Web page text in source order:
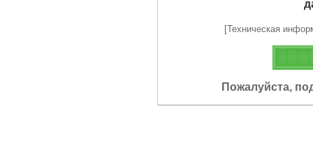
[Техническая
Пожалуйста,